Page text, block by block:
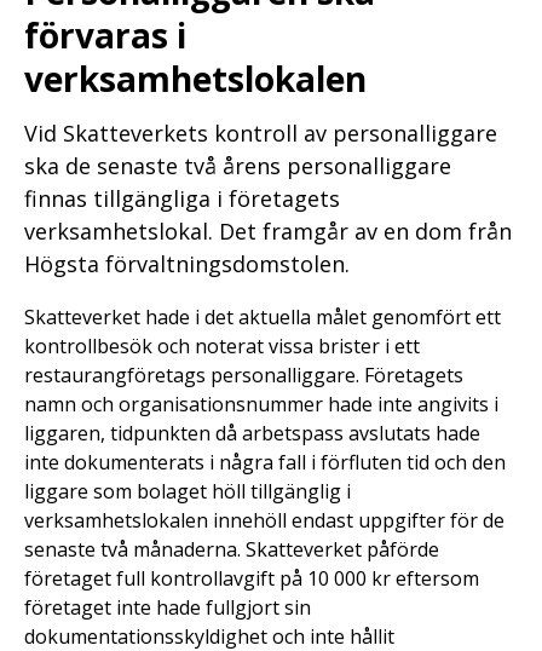
förvaras i
verksamhetslokalen
Vid Skatteverkets kontroll av personalliggare
ska de senaste två årens personalliggare
finnas tillgängliga i företagets
verksamhetslokal. Det framgår av en dom från
Högsta förvaltningsdomstolen.
Skatteverket hade i det aktuella målet genomfört ett
kontrollbesök och noterat vissa brister i ett
restaurangföretags personalliggare. Företagets
namn och organisationsnummer hade inte angivits i
liggaren, tidpunkten då arbetspass avslutats hade
inte dokumenterats i några fall i förfluten tid och den
liggare som bolaget höll tillgänglig i
verksamhetslokalen innehöll endast uppgifter för de
senaste två månaderna. Skatteverket påförde
företaget full kontrollavgift på 10 000 kr eftersom
företaget inte hade fullgjort sin
dokumentationsskyldighet och inte hållit